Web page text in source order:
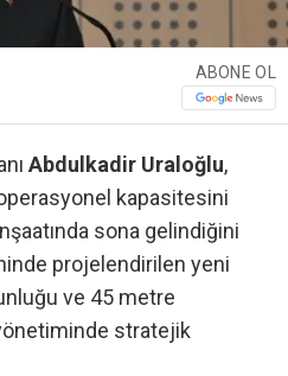
ABONE OL
Abdulkadir Uraloğlu,
kapasitesini
sona gelindiğini
projelendirilen yeni
ve 45 metre
stratejik